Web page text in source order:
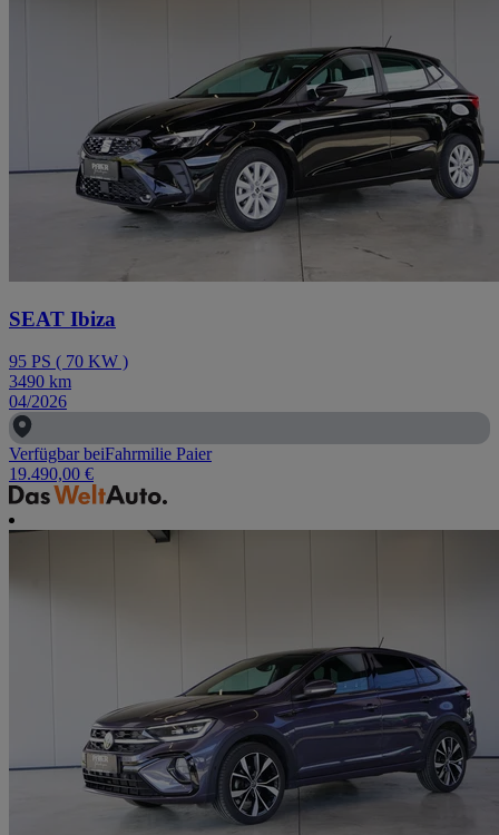
SEAT Ibiza
95 PS ( 70 KW )
3490 km
04/2026
Verfügbar beiFahrmilie Paier
19.490,00 €